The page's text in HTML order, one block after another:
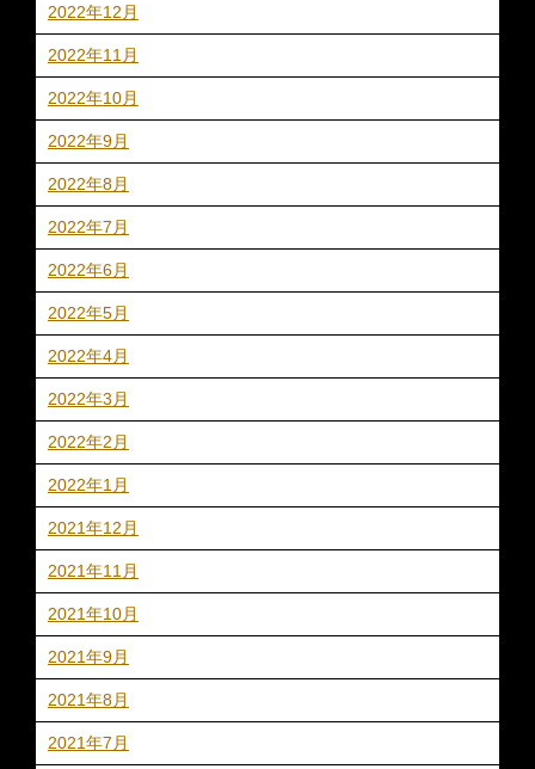
2022年12月
2022年11月
2022年10月
2022年9月
2022年8月
2022年7月
2022年6月
2022年5月
2022年4月
2022年3月
2022年2月
2022年1月
2021年12月
2021年11月
2021年10月
2021年9月
2021年8月
2021年7月